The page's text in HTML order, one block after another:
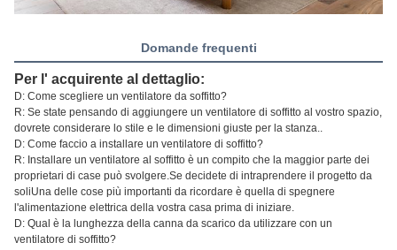
Domande frequenti
Per l' acquirente al dettaglio:
D: Come scegliere un ventilatore da soffitto?
R: Se state pensando di aggiungere un ventilatore di soffitto al vostro spazio,
dovrete considerare lo stile e le dimensioni giuste per la stanza..
D: Come faccio a installare un ventilatore di soffitto?
R: Installare un ventilatore al soffitto è un compito che la maggior parte dei
proprietari di case può svolgere.Se decidete di intraprendere il progetto da
soliUna delle cose più importanti da ricordare è quella di spegnere
l'alimentazione elettrica della vostra casa prima di iniziare.
D: Qual è la lunghezza della canna da scarico da utilizzare con un
ventilatore di soffitto?